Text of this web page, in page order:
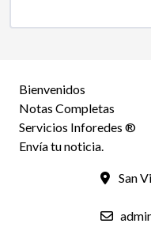
Bienvenidos
Notas Completas
Servicios Inforedes ®
Envía tu noticia.
San